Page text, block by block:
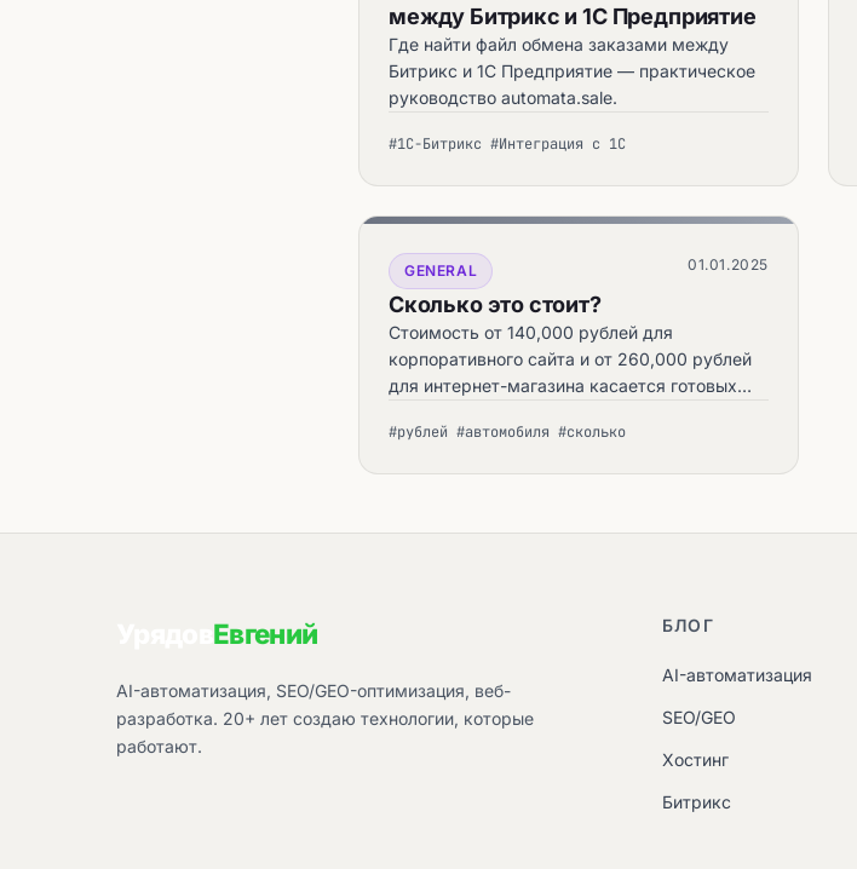
между Битрикс и 1С Предприятие
Где найти файл обмена заказами между
Битрикс и 1С Предприятие — практическое
руководство automata.sale.
#1С-Битрикс #Интеграция с 1С
GENERAL 01.01.2025
Сколько это стоит?
Стоимость от 140,000 рублей для
корпоративного сайта и от 260,000 рублей
для интернет-магазина касается готовых
приобретением автомобиля из салона: вы
#рублей #автомобиля #сколько
Евгений
AI-автоматизация, SEO/GEO-оптимизация, веб-
разработка. 20+ лет создаю технологии, которые
работают.
БЛОГ
AI-автоматизация
SEO/GEO
Хостинг
Битрикс